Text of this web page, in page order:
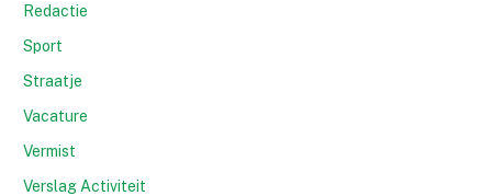
Redactie
Sport
Straatje
Vacature
Vermist
Verslag Activiteit